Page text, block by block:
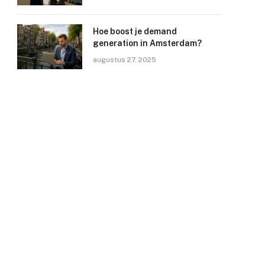
Hoe boost je demand
generation in Amsterdam?
augustus 27, 2025